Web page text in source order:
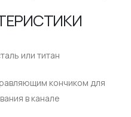
или титан
кончиком для
в канале